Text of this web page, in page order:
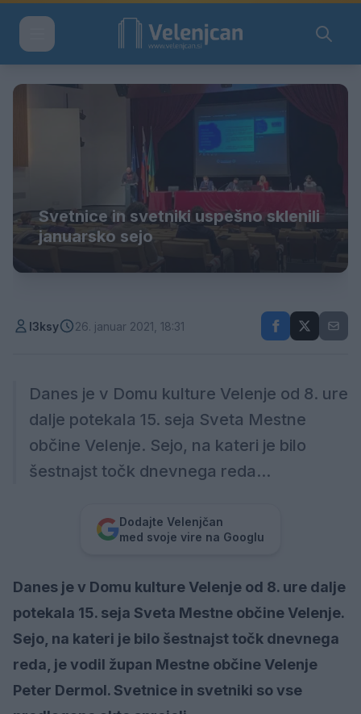
Svetnice in svetniki uspešno sklenili
januarsko sejo
l3ksy 26. januar 2021, 18:31
Danes je v Domu kulture Velenje od 8. ure
dalje potekala 15. seja Sveta Mestne
občine Velenje. Sejo, na kateri je bilo
šestnajst točk dnevnega reda...
Dodajte Velenjčan
med svoje vire na Googlu
Danes je v Domu kulture Velenje od 8. ure dalje
potekala 15. seja Sveta Mestne občine Velenje.
Sejo, na kateri je bilo šestnajst točk dnevnega
reda, je vodil župan Mestne občine Velenje
Peter Dermol. Svetnice in svetniki so vse